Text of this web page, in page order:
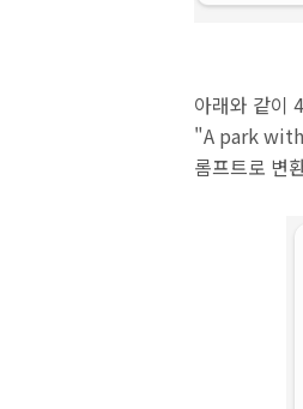
아래와 같이
"A park
롬프트로 변